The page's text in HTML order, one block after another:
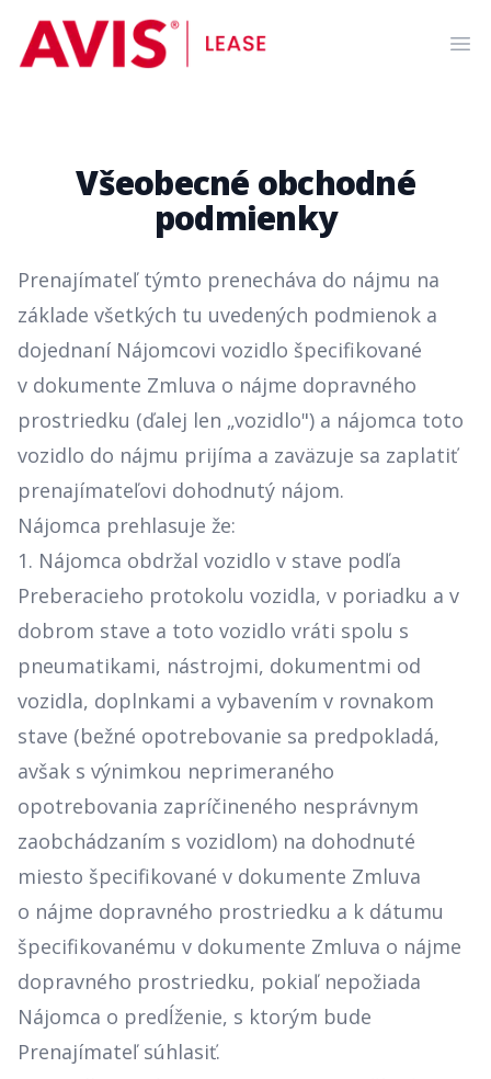
AVIS Lease
Všeobecné obchodné
podmienky
Prenajímateľ týmto prenecháva do nájmu na
základe všetkých tu uvedených podmienok a
dojednaní Nájomcovi vozidlo špecifikované
v dokumente Zmluva o nájme dopravného
prostriedku (ďalej len „vozidlo") a nájomca toto
vozidlo do nájmu prijíma a zaväzuje sa zaplatiť
prenajímateľovi dohodnutý nájom.
Nájomca prehlasuje že:
1. Nájomca obdržal vozidlo v stave podľa
Preberacieho protokolu vozidla, v poriadku a v
dobrom stave a toto vozidlo vráti spolu s
pneumatikami, nástrojmi, dokumentmi od
vozidla, doplnkami a vybavením v rovnakom
stave (bežné opotrebovanie sa predpokladá,
avšak s výnimkou neprimeraného
opotrebovania zapríčineného nesprávnym
zaobchádzaním s vozidlom) na dohodnuté
miesto špecifikované v dokumente Zmluva
o nájme dopravného prostriedku a k dátumu
špecifikovanému v dokumente Zmluva o nájme
dopravného prostriedku, pokiaľ nepožiada
Nájomca o predĺženie, s ktorým bude
Prenajímateľ súhlasiť.